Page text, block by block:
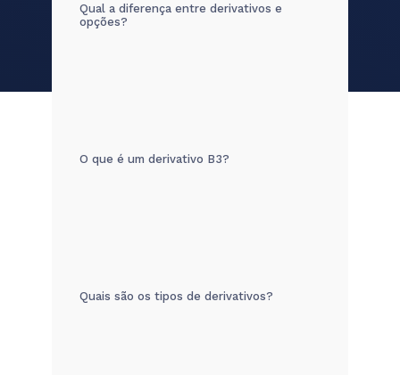
Qual a diferença entre derivativos e
opções?
O que é um derivativo B3?
Quais são os tipos de derivativos?